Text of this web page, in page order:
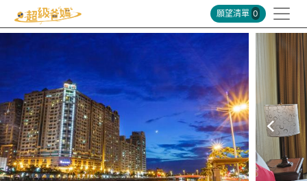
願望清單 0